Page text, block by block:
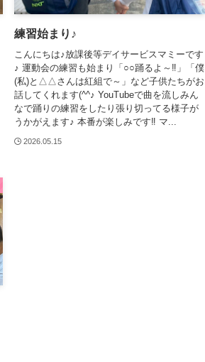
練習始まり♪
こんにちは♪放課後等デイサービスマミーです
♪ 運動会の練習も始まり「○○踊るよ～‼」「僕
(私)と△△さんは紅組で～」など子供たちがお
話してくれます(^^♪ YouTubeで曲を流しみん
なで踊りの練習をしたり張り切ってる様子が
うかがえます♪ 本番が楽しみです‼ マ...
2026.05.15